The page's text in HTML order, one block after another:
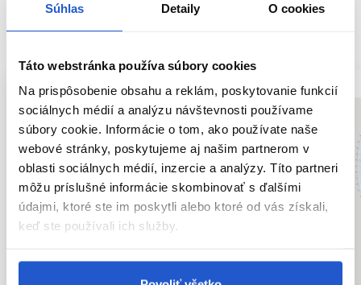
Súhlas Detaily O cookies
Táto webstránka používa súbory cookies
Na prispôsobenie obsahu a reklám, poskytovanie funkcií
sociálnych médií a analýzu návštevnosti používame
súbory cookie. Informácie o tom, ako používate naše
webové stránky, poskytujeme aj našim partnerom v
oblasti sociálnych médií, inzercie a analýzy. Títo partneri
môžu príslušné informácie skombinovať s ďalšími
údajmi, ktoré ste im poskytli alebo ktoré od vás získali,
keď ste používali ich služby.
SÚVISIACE PRODUKTY